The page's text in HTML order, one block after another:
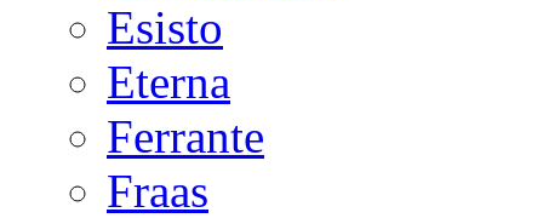
Esisto
Eterna
Ferrante
Fraas